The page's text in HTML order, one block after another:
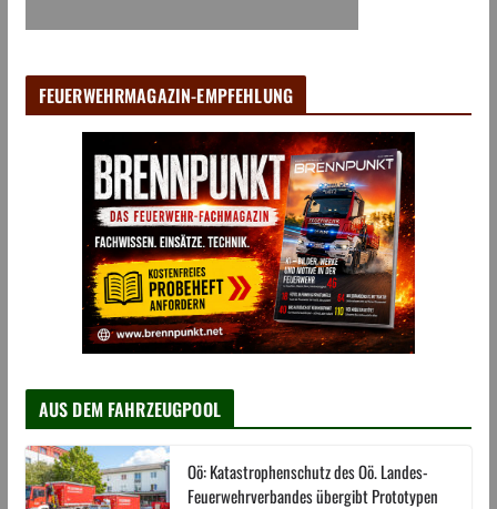
FEUERWEHRMAGAZIN-EMPFEHLUNG
AUS DEM FAHRZEUGPOOL
Oö: Katastrophenschutz des Oö. Landes-
Feuerwehrverbandes übergibt Prototypen